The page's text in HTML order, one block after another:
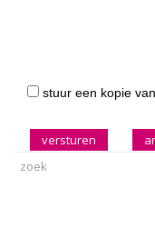
stuur een kopie
versturen